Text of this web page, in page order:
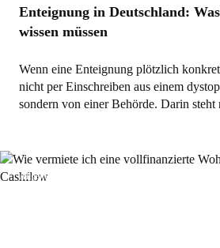
Enteignung in Deutschland:
wissen müssen
Wenn eine Enteignung plötzlich
nicht per Einschreiben aus einem
sondern von einer Behörde. Darin
Allgemein